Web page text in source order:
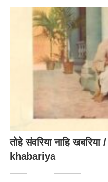
तोहे संवरिया नाहि
khabariya